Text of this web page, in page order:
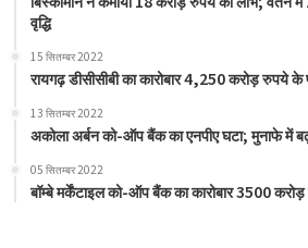
वृद्धि
15 सितम्बर 2022
रायगढ़ डीसीसीबी का कारोबार 4,250 करोड़ रुपये के
13 सितम्बर 2022
अकोला अर्बन को-ऑप बैंक का एनपीए घटा; मुनाफे में
05 सितम्बर 2022
बॉम्बे मर्केंटाइल को-ऑप बैंक का कारोबार 3500